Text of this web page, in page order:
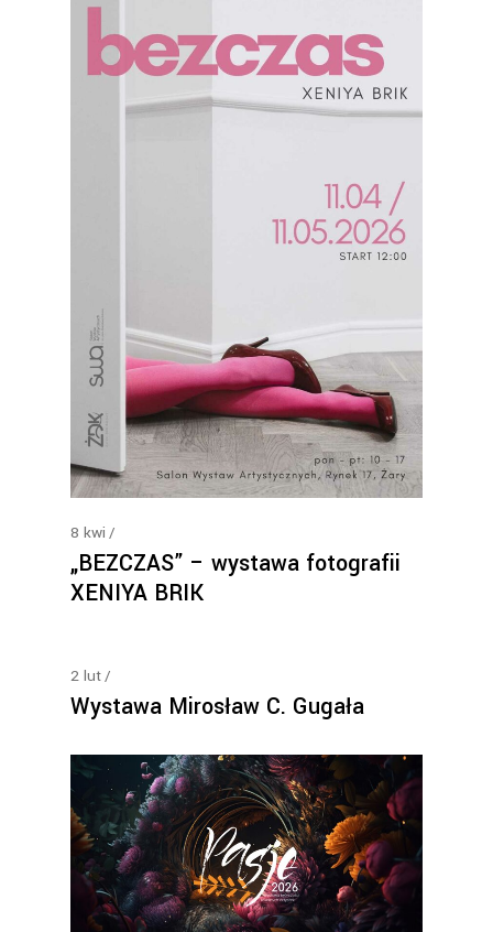
8 kwi
„BEZCZAS” – wystawa fotografii
XENIYA BRIK
2 lut
Wystawa Mirosław C. Gugała